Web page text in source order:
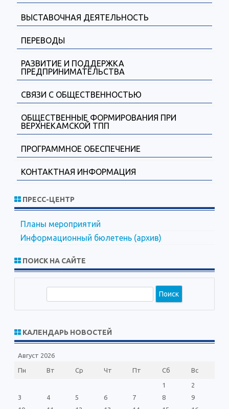
ВЫСТАВОЧНАЯ ДЕЯТЕЛЬНОСТЬ
ПЕРЕВОДЫ
РАЗВИТИЕ И ПОДДЕРЖКА
ПРЕДПРИНИМАТЕЛЬСТВА
СВЯЗИ С ОБЩЕСТВЕННОСТЬЮ
ОБЩЕСТВЕННЫЕ ФОРМИРОВАНИЯ ПРИ
ВЕРХНЕКАМСКОЙ ТПП
ПРОГРАММНОЕ ОБЕСПЕЧЕНИЕ
КОНТАКТНАЯ ИНФОРМАЦИЯ
ПРЕСС-ЦЕНТР
Планы мероприятий
Информационный бюлетень (архив)
ПОИСК НА САЙТЕ
с
к
КАЛЕНДАРЬ НОВОСТЕЙ
Август 2026
Пн Вт Ср Чт Пт Сб Вс
1
2
3
4 5 6 7 8
9